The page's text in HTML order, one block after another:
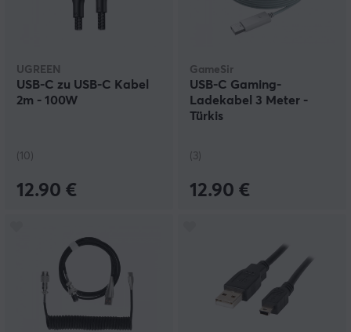
UGREEN
USB-C zu USB-C Kabel
2m - 100W
(10)
12.90 €
GameSir
USB-C Gaming-
Ladekabel 3 Meter -
Türkis
(3)
12.90 €